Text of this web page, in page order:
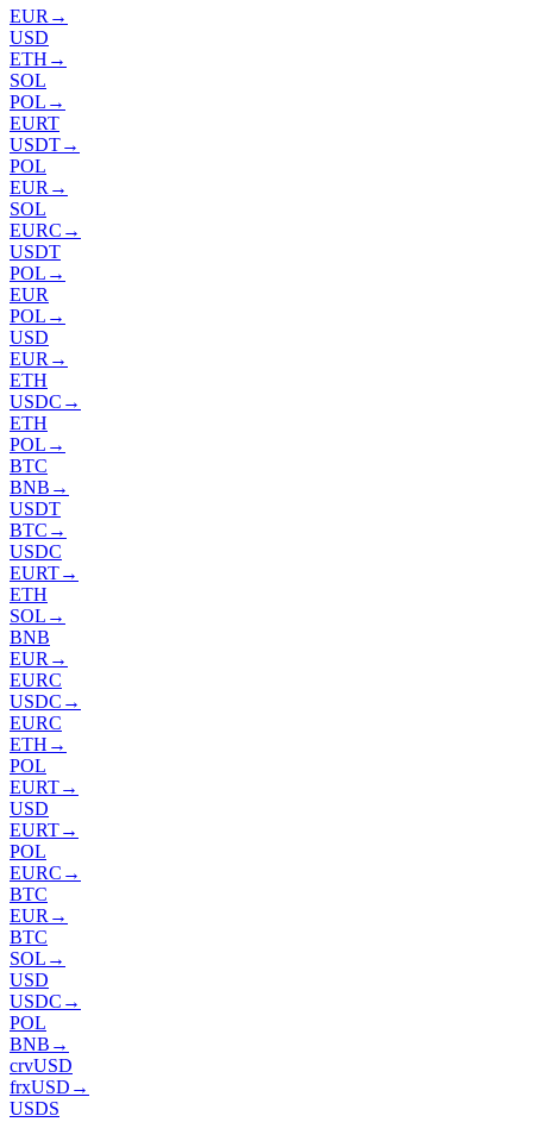
EUR →
USD
ETH →
SOL
POL →
EURT
USDT→
POL
EUR →
SOL
EURC →
USDT
POL →
EUR
POL →
USD
EUR →
ETH
USDC →
ETH
POL →
BTC
BNB →
USDT
BTC →
USDC
EURT→
ETH
SOL →
BNB
EUR →
EURC
USDC →
EURC
ETH →
POL
EURT→
USD
EURT→
POL
EURC →
BTC
EUR →
BTC
SOL →
USD
USDC →
POL
BNB →
crvUSD
frxUSD →
USDS